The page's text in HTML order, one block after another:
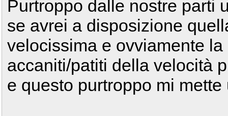
Purtroppo dalle nostre parti
se avrei a disposizione
velocissima e ovviamente
accaniti/patiti della velocità
e questo purtroppo mi